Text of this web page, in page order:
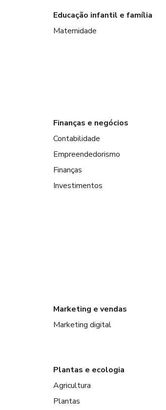
Educação infantil e família
Maternidade
Finanças e negócios
Contabilidade
Empreendedorismo
Finanças
Investimentos
Marketing e vendas
Marketing digital
Plantas e ecologia
Agricultura
Plantas